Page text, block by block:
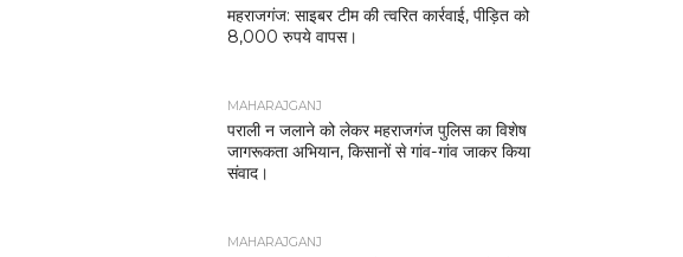
महराजगंज: साइबर टीम की त्वरित कार्रवाई, पीड़ित को
8,000 रुपये वापस।
MAHARAJGANJ
पराली न जलाने को लेकर महराजगंज पुलिस का विशेष
जागरूकता अभियान, किसानों से गांव-गांव जाकर किया
संवाद।
MAHARAJGANJ